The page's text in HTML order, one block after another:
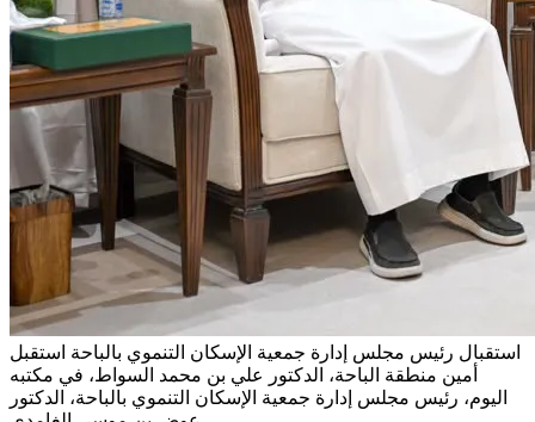
استقبال رئيس مجلس إدارة جمعية الإسكان التنموي بالباحة استقبل
أمين منطقة الباحة، الدكتور علي بن محمد السواط، في مكتبه
اليوم، رئيس مجلس إدارة جمعية الإسكان التنموي بالباحة، الدكتور